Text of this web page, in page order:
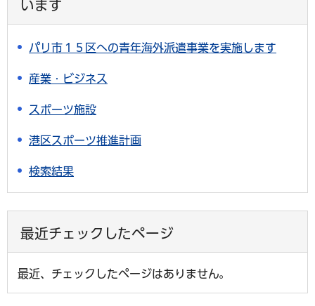
います
パリ市１５区への青年海外派遣事業を実施します
産業・ビジネス
スポーツ施設
港区スポーツ推進計画
検索結果
最近チェックしたページ
最近、チェックしたページはありません。